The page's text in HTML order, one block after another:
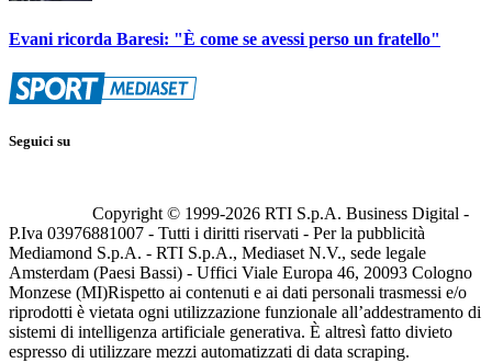
Evani ricorda Baresi: "È come se avessi perso un fratello"
Seguici su
Copyright © 1999-2026 RTI S.p.A. Business Digital -
P.Iva 03976881007 - Tutti i diritti riservati - Per la pubblicità
Mediamond S.p.A. - RTI S.p.A., Mediaset N.V., sede legale
Amsterdam (Paesi Bassi) - Uffici Viale Europa 46, 20093 Cologno
Monzese (MI)Rispetto ai contenuti e ai dati personali trasmessi e/o
riprodotti è vietata ogni utilizzazione funzionale all’addestramento di
sistemi di intelligenza artificiale generativa. È altresì fatto divieto
espresso di utilizzare mezzi automatizzati di data scraping.